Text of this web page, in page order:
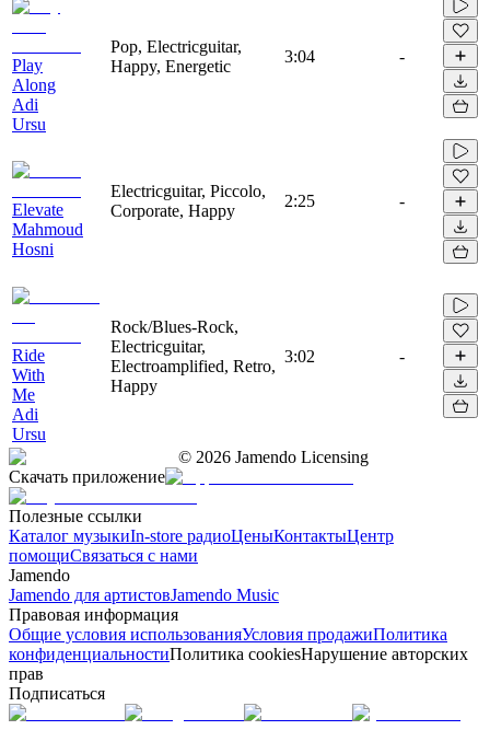
Play
Along
Adi
Ursu
Pop, Electricguitar,
Happy, Energetic
3:04 -
Elevate
Mahmoud
Hosni
Electricguitar, Piccolo,
Corporate, Happy
2:25 -
Ride
With
Me
Adi
Ursu
Rock/Blues-Rock,
Electricguitar,
Electroamplified, Retro,
Happy
3:02 -
© 2026 Jamendo Licensing
Скачать приложение
Полезные ссылки
Каталог музыкиIn-store радиоЦеныКонтактыЦентр
помощиСвязаться с нами
Jamendo
Jamendo для артистовJamendo Music
Правовая информация
Общие условия использованияУсловия продажиПолитика
конфиденциальностиПолитика cookiesНарушение авторских
прав
Подписаться